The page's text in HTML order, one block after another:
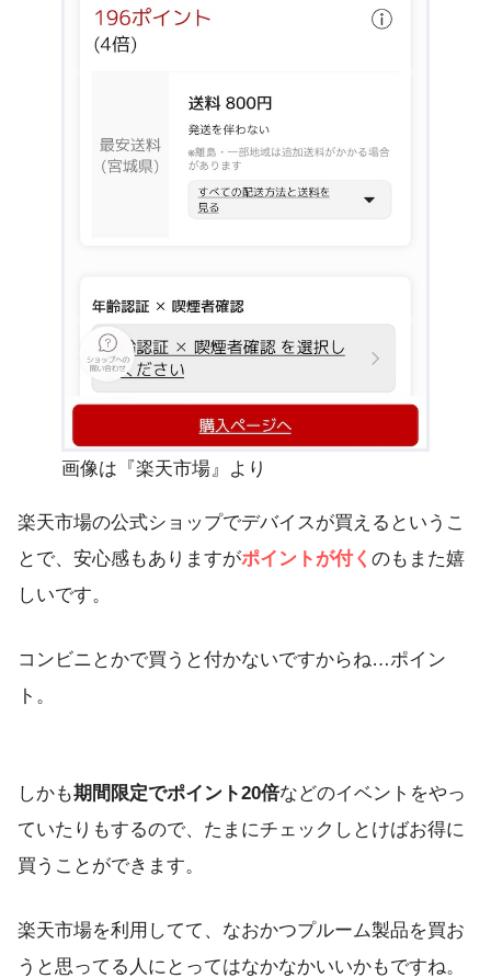
画像は『楽天市場』より
楽天市場の公式ショップでデバイスが買えるというこ
とで、安心感もありますがポイントが付く のもまた嬉
しいです。
コンビニとかで買うと付かないですからね…ポイン
ト。
しかも期間限定でポイント20倍などのイベントをやっ
ていたりもするので、たまにチェックしとけばお得に
買うことができます。
楽天市場を利用してて、なおかつプルーム製品を買お
うと思ってる人にとってはなかなかいいかもですね。